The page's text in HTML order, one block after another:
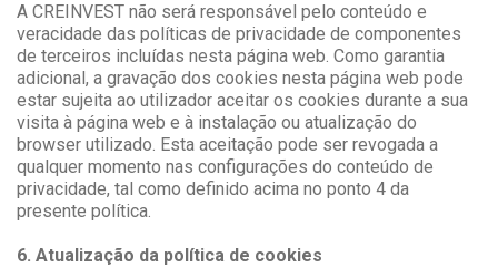
A CREINVEST não será responsável pelo conteúdo e
veracidade das políticas de privacidade de componentes
de terceiros incluídas nesta página web. Como garantia
adicional, a gravação dos cookies nesta página web pode
estar sujeita ao utilizador aceitar os cookies durante a sua
visita à página web e à instalação ou atualização do
browser utilizado. Esta aceitação pode ser revogada a
qualquer momento nas configurações do conteúdo de
privacidade, tal como definido acima no ponto 4 da
presente política.
6. Atualização da política de cookies